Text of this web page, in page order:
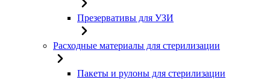
Презервативы для УЗИ
Расходные материалы для стерилизации
Пакеты и рулоны для стерилизации